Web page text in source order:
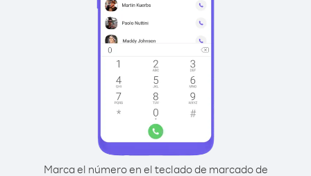
Marca el número en el teclado de marcado de